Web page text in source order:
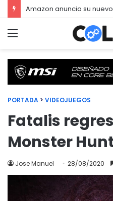
Menú
PORTADA > VIDEOJUEGOS
Fatalis
Monster
Jose Manuel 28/08/2020